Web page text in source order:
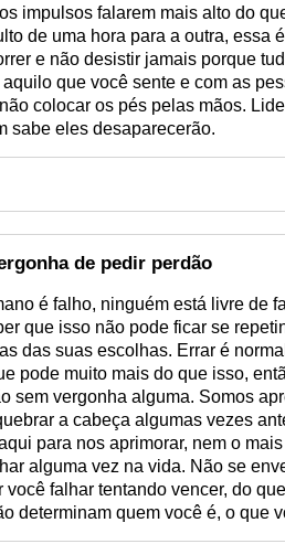
impulsos falarem mais alto do
de uma hora para a outra, essa
e não desistir jamais porque
aquilo que você sente e com as
colocar os pés pelas mãos.
sabe eles desaparecerão.
de pedir perdão
é falho, ninguém está livre de
que isso não pode ficar se
das suas escolhas. Errar é
pode muito mais do que isso,
sem vergonha alguma. Somos
a cabeça algumas vezes
para nos aprimorar, nem o
alguma vez na vida. Não se
você falhar tentando vencer, do
determinam quem você é, o que